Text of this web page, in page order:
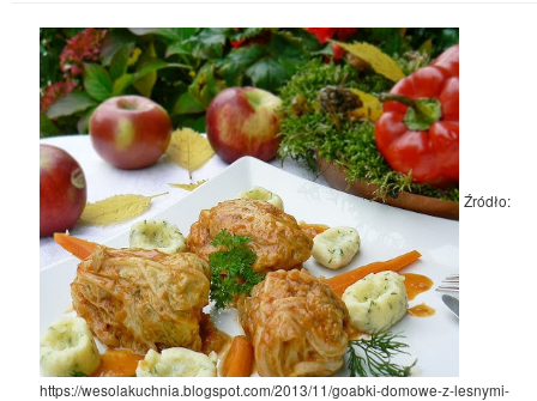
Źródło:
https://wesolakuchnia.blogspot.com/2013/11/goabki-domowe-z-lesnymi-